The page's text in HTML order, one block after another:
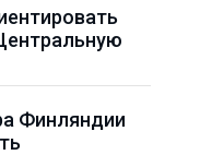
Финляндии